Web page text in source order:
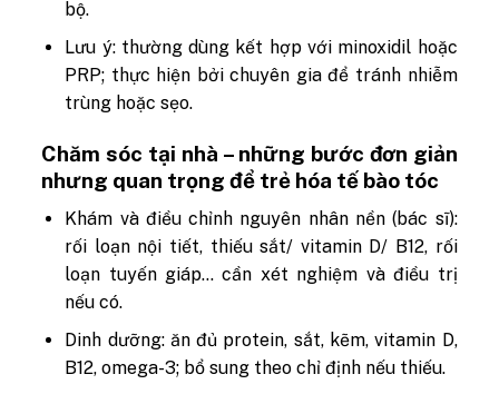
bộ.
Lưu ý: thường dùng kết hợp với minoxidil hoặc
PRP; thực hiện bởi chuyên gia để tránh nhiễm
trùng hoặc sẹo.
Chăm sóc tại nhà – những bước đơn giản
nhưng quan trọng để trẻ hóa tế bào tóc
Khám và điều chỉnh nguyên nhân nền (bác sĩ):
rối loạn nội tiết, thiếu sắt/ vitamin D/ B12, rối
loạn tuyến giáp… cần xét nghiệm và điều trị
nếu có.
Dinh dưỡng: ăn đủ protein, sắt, kẽm, vitamin D,
B12, omega-3; bổ sung theo chỉ định nếu thiếu.